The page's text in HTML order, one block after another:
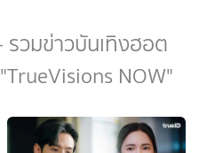
รวมข่าวบันเทิงฮอต
NOW"